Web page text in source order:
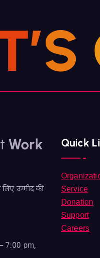
’S
Work
उम्मीद की
7:00 pm,
Quick
Service
Donation
Support
Careers